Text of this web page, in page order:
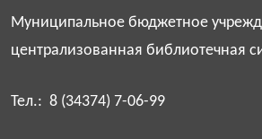
Муниципальное бюджетное
централизованная библиотечная
Тел.: 8 (34374) 7-06-99